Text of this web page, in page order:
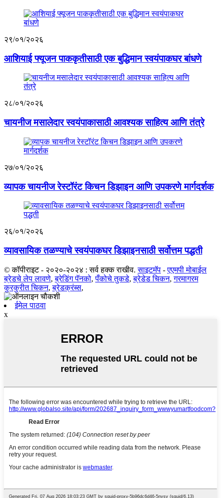
२९/०१/२०२६
आशियाई फ्यूजन पाककृतीसाठी एक बुद्धिमान स्वयंपाकघर बांधणे
२८/०१/२०२६
चायनीज मसालेदार स्वयंपाकासाठी आवश्यक साहित्य आणि तंत्रे
२७/०१/२०२६
व्यापक चायनीज रेस्टॉरंट किचन डिझाइन आणि उपकरणे मार्गदर्शक
२६/०१/२०२६
व्यावसायिक तळण्याचे स्वयंपाकघर डिझाइनसाठी सर्वोत्तम पद्धती
© कॉपीराइट - २०२०-२०२४ : सर्व हक्क राखीव. साइटमॅप -एएमपी मोबाईल
ब्रेडचे लेप लावणे,ब्रेडिंग पॅनको,पँकोचे तुकडे,ब्रेडेड चिकन,गरमागरम
कुरकुरीत चिकन,ब्रेडक्रंब्स,
ईमेल पाठवा
x